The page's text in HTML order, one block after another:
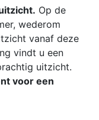
Op de
wederom
vanaf deze
vindt u een
uitzicht.
voor een